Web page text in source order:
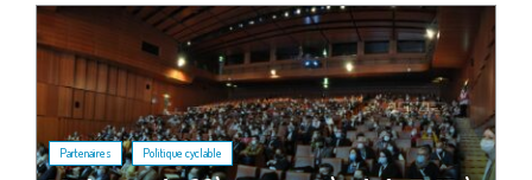
Partenaires , Politique cyclable